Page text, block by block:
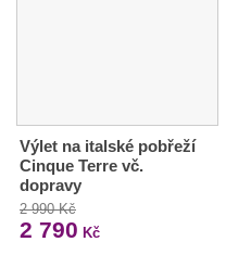
Výlet na italské pobřeží
Cinque Terre vč.
dopravy
2 990 Kč
2 790 Kč